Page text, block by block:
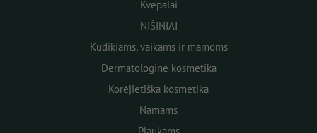
Kvepalai
NIŠINIAI
Kūdikiams, vaikams ir mamoms
Dermatologinė kosmetika
Korėjietiška kosmetika
Namams